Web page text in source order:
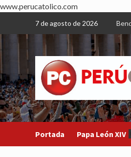
www.perucatolico.com
content
7 de agosto de 2026
Portada Papa León XIV